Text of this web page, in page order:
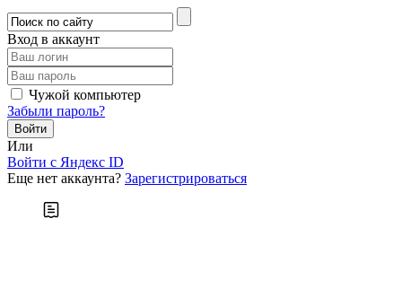
Вход в аккаунт
Чужой компьютер
Забыли пароль?
Или
Войти c Яндекс ID
Еще нет аккаунта? Зарегистрироваться